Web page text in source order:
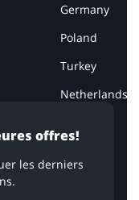
offres!
les derniers
Germany
Poland
Turkey
Netherlands